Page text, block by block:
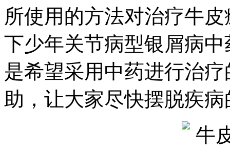
所使用的方法对治疗牛
下少年关节病型银屑病
是希望采用中药进行治
助，让大家尽快摆脱疾